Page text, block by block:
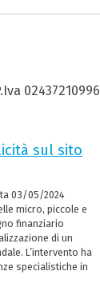
02437210996
sul sito
03/05/2024
micro, piccole e
finanziario
di un
L’intervento ha
specialistiche in